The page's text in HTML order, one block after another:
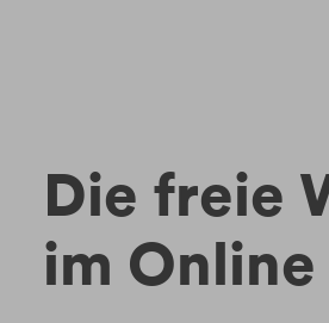
Die freie
im Online